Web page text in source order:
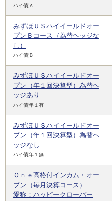
ハイ債Ａ
みずほＵＳハイイールドオー
プンＢコース（為替ヘッジな
し）
ハイ債Ｂ
みずほＵＳハイイールドオー
プン（年１回決算型）為替ヘ
ッジあり
ハイ債年１有
みずほＵＳハイイールドオー
プン（年１回決算型）為替ヘ
ッジなし
ハイ債年１無
Ｏｎｅ高格付インカム・オー
プン（毎月決算コース）
愛称：ハッピークローバー